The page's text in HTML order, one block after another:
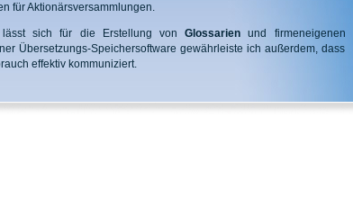
für Aktionärsversammlungen.
sich für die Erstellung vonGlossarien und firmeneigenen
Übersetzungs-Speichersoftware gewährleiste ich außerdem, dass
effektiv kommuniziert.